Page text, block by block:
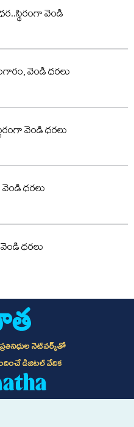
వెండి
వెండి ధరలు
వెండి ధరలు
ధరలు
ధరలు
ప్రతినిధుల నెట్‌వర్క్‌తో
డిజిటల్ వేదిక